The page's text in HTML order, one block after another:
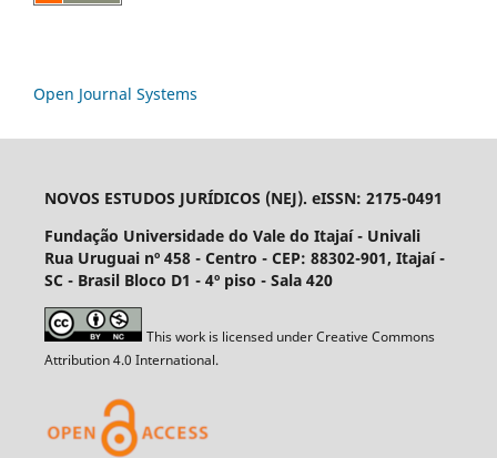
Open Journal Systems
NOVOS ESTUDOS JURÍDICOS (NEJ). eISSN: 2175-0491
Fundação Universidade do Vale do Itajaí - Univali
Rua Uruguai nº 458 - Centro - CEP: 88302-901, Itajaí­ -
SC - Brasil Bloco D1 - 4º piso - Sala 420
This work is licensed under Creative Commons
Attribution 4.0 International.